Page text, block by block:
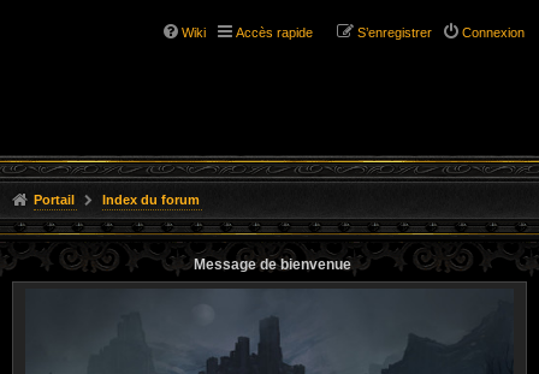
Wiki Accès rapide Connexion
S’enregistrer
Portail Index du forum
Message de bienvenue